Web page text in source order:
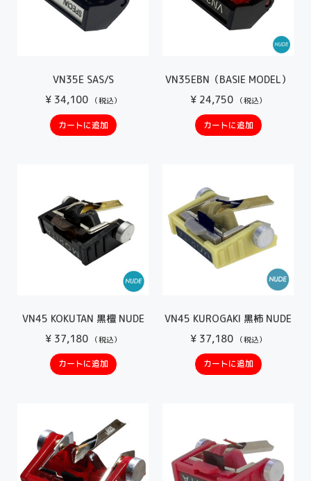
VN35E SAS/S
¥34,100 （税込）
カートに追加
VN35EBN（BASIE MODEL）
¥24,750 （税込）
カートに追加
VN45 KOKUTAN 黒檀 NUDE
¥37,180 （税込）
カートに追加
VN45 KUROGAKI 黒柿 NUDE
¥37,180 （税込）
カートに追加